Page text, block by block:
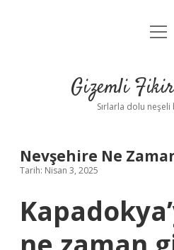
Yasal
Gizemli
Sırlarla dolu
Nevşehire Ne
Tarih: Nisan 3, 2025